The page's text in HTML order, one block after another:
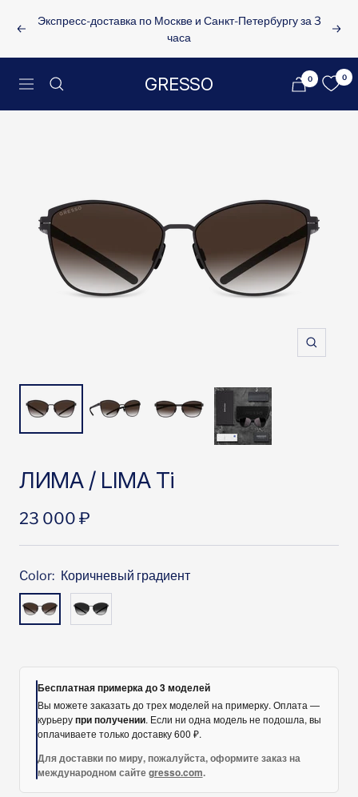
Назад
Экспресс-доставка по Москве и Санкт-Петербургу за 3
часа
Меню GRESSO 0 0
ЛИМА / LIMA Ti
Цена
со
скидкой
23 000 ₽
Color: Коричневый градиент
Коричневый
градиент
Серый
градиент
Бесплатная примерка до 3 моделей
Вы можете заказать до трех моделей на примерку. Оплата —
курьерупри получении. Если ни одна модель не подошла, вы
оплачиваете только доставку 600 ₽.
Для доставки по миру, пожалуйста, оформите заказ на
международном сайтеgresso.com.